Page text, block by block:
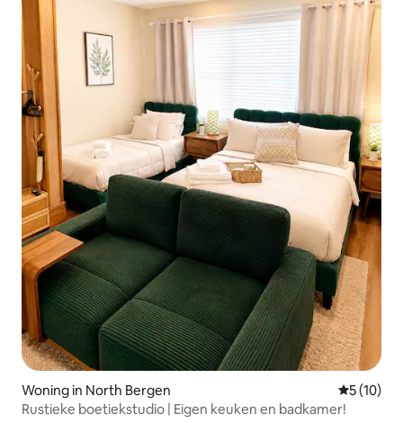
Woning in North Bergen
5 (10)
Rustieke boetiekstudio | Eigen keuken en badkamer!